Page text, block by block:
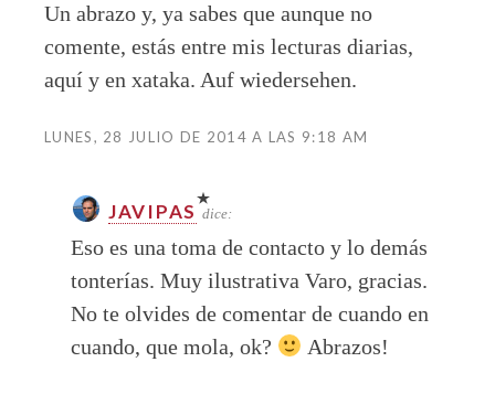
Un abrazo y, ya sabes que aunque no
comente, estás entre mis lecturas diarias,
aquí y en xataka. Auf wiedersehen.
LUNES, 28 JULIO DE 2014 A LAS 9:18 AM
JAVIPAS dice:
Eso es una toma de contacto y lo demás
tonterías. Muy ilustrativa Varo, gracias.
No te olvides de comentar de cuando en
cuando, que mola, ok?
Abrazos!